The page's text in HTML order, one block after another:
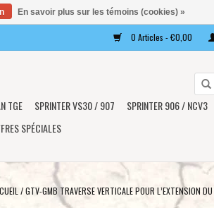
0 Articles - €0,00
TGE SPRINTER VS30 / 907
SPRINTER 906 / NCV3
SPÉCIALES
/GTV-GMB TRAVERSE VERTICALE POUR L’EXTENSION
En savoir plus sur les témoins (cookies) »